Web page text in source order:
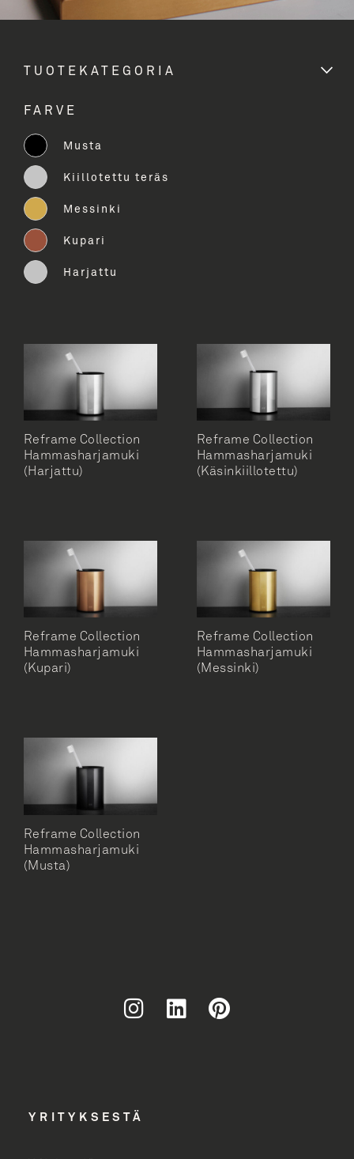
TUOTEKATEGORIA
Hammasharjamuki
Poljinroskakori
Pyyhekoukut 2 kpl
Pyyhetangot
Roskapussit
Saippua-annostelijat, seinäkiinnitys
Saippuahyllyt ja suihkulastat
Saippuahyllyt, kulma
Suihkulastat
WC-harjatelineet, lattialle
WC-varapaperitelineet
FARVE
Musta
Kiillotettu teräs
Messinki
Kupari
Harjattu
Reframe Collection
Hammasharjamuki
(Harjattu)
Reframe Collection
Hammasharjamuki
(Käsinkiillotettu)
Reframe Collection
Hammasharjamuki
(Kupari)
Reframe Collection
Hammasharjamuki
(Messinki)
Reframe Collection
Hammasharjamuki
(Musta)
Uutiskirjeen tilaajana saat tietoa Unidrainin
YRITYKSESTÄ